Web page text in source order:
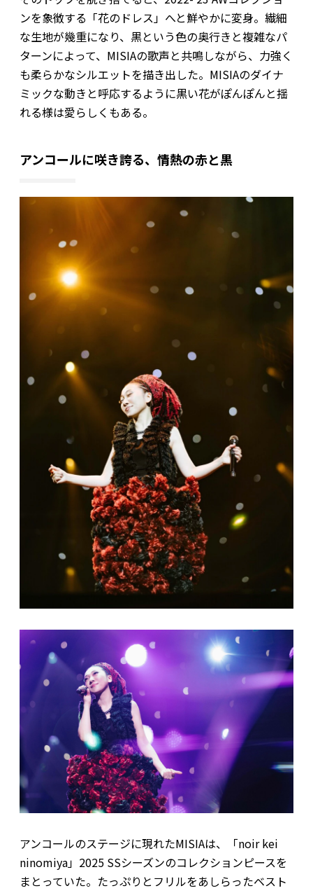
ンを象徴する「花のドレス」へと鮮やかに変身。繊細
な生地が幾重になり、黒という色の奥行きと複雑なパ
ターンによって、MISIAの歌声と共鳴しながら、力強く
も柔らかなシルエットを描き出した。MISIAのダイナ
ミックな動きと呼応するように黒い花がぽんぽんと揺
れる様は愛らしくもある。
アンコールに咲き誇る、情熱の赤と黒
アンコールのステージに現れたMISIAは、「noir kei
ninomiya」2025 SSシーズンのコレクションピースを
まとっていた。たっぷりとフリルをあしらったベスト